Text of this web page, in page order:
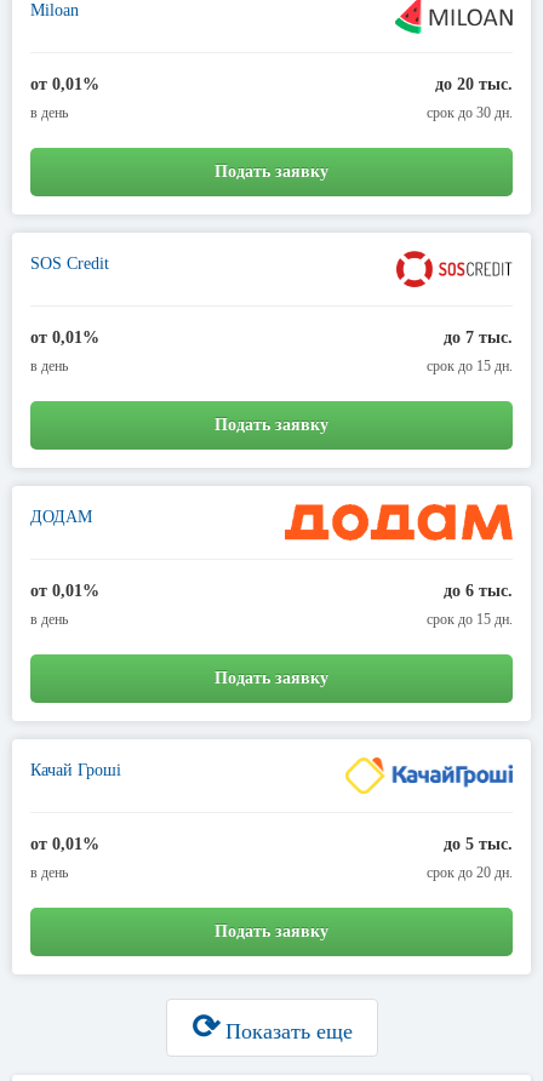
Miloan
от 0,01%
в день
до 20 тыс.
срок до 30 дн.
Подать заявку
SOS Credit
от 0,01%
в день
до 7 тыс.
срок до 15 дн.
Подать заявку
ДОДАМ
от 0,01%
в день
до 6 тыс.
срок до 15 дн.
Подать заявку
Качай Гроші
от 0,01%
в день
до 5 тыс.
срок до 20 дн.
Подать заявку
⟳Показать еще